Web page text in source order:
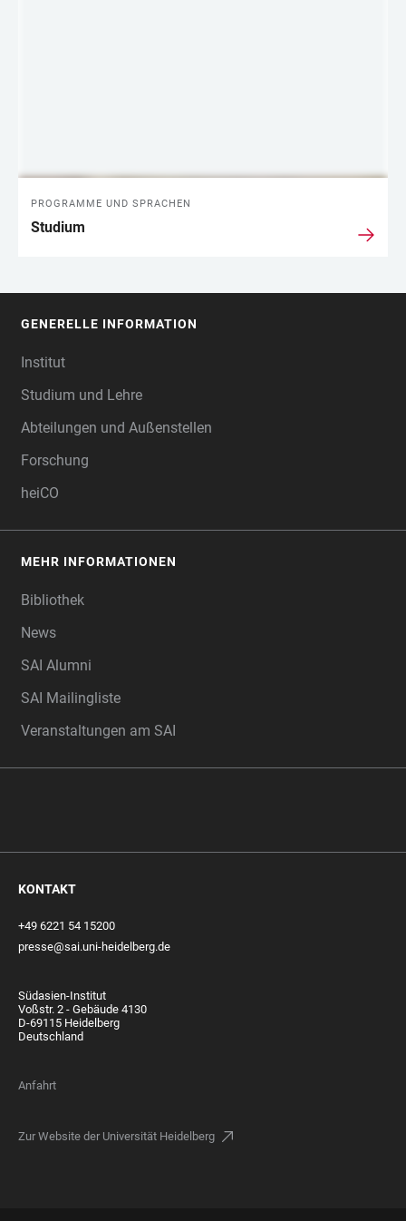
PROGRAMME UND SPRACHEN
Studium
GENERELLE INFORMATION
Institut
Studium und Lehre
Abteilungen und Außenstellen
Forschung
heiCO
MEHR INFORMATIONEN
Bibliothek
News
SAI Alumni
SAI Mailingliste
Veranstaltungen am SAI
KONTAKT
+49 6221 54 15200
presse@sai.uni-heidelberg.de
Südasien-Institut
Voßstr. 2 - Gebäude 4130
D-69115 Heidelberg
Deutschland
Anfahrt
Zur Website der Universität Heidelberg